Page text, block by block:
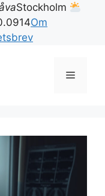
Stockholm
Om
Meny